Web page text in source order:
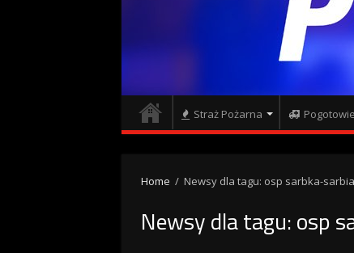
Straż Pożarna Pogotowie
Home / Newsy dla tagu: osp sarbka-sarbia
Newsy dla tagu:osp